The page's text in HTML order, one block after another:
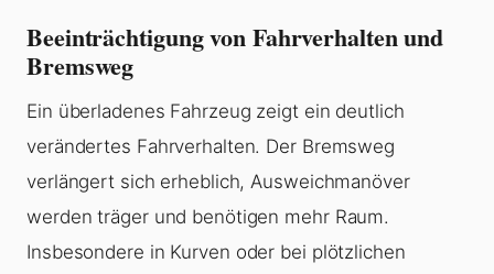
Beeinträchtigung von Fahrverhalten und
Bremsweg
Ein überladenes Fahrzeug zeigt ein deutlich
verändertes Fahrverhalten. Der Bremsweg
verlängert sich erheblich, Ausweichmanöver
werden träger und benötigen mehr Raum.
Insbesondere in Kurven oder bei plötzlichen